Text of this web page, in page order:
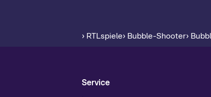
› RTLspiele› Bubble-Shooter›
Service